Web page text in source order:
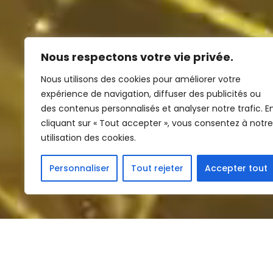
Nous respectons votre vie privée.
Nous utilisons des cookies pour améliorer votre
expérience de navigation, diffuser des publicités ou
des contenus personnalisés et analyser notre trafic.
cliquant sur « Tout accepter », vous consentez à notre
utilisation des cookies.
Personnaliser Tout rejeter Accepter tout